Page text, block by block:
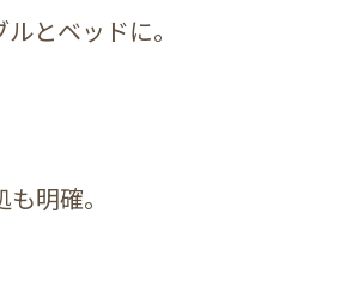
とベッドに。
明確。